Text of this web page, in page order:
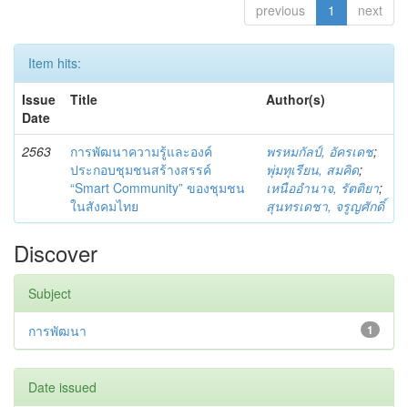
previous 1 next
Item hits:
Issue
Date
Title Author(s)
2563
การพัฒนาความรู้และองค์
ประกอบชุมชนสร้างสรรค์
“Smart Community” ของชุมชน
ในสังคมไทย
พรหมกัลป์, อัครเดช;
พุ่มทุเรียน, สมคิด;
เหนืออำนาจ, รัตติยา;
สุนทรเดชา, จรูญศักดิ์
Discover
Subject
1
การพัฒนา
Date issued